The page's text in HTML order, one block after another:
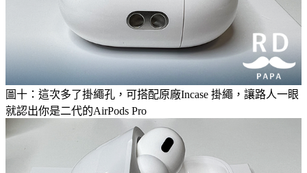
圖十：這次多了掛繩孔，可搭配原廠Incase 掛繩，讓路人一眼
就認出你是二代的AirPods Pro